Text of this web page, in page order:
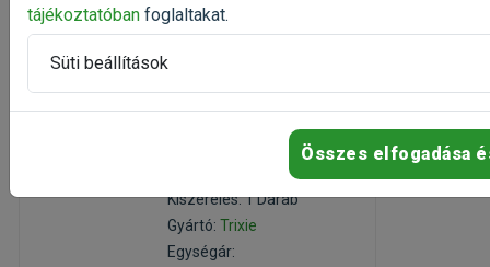
Trixie Plush Unicorn
unikornis kutyajáték
Kiszerelés: 1 Darab
Gyártó:Trixie
Egységár:
tájékoztatóban foglaltakat.
Süti beállítások
Összes elfogadása